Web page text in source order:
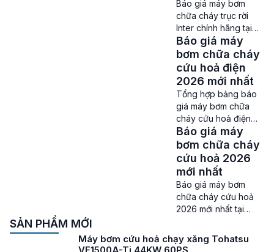
bơm chữa cháy nội
địa đang dần nhận
được cảm tình của
nhiều người tiêu dùng
Việt. Và nổi bật nhất
thì […]
Báo giá máy bơm
chữa cháy trục rời
Inter chính hãng tại
PCCC Thành Đạt Giá
máy bơm chữa cháy
trục rời Inter – Inter là
một thương hiệu máy
bơm nước Việt Nam,
được sản xuất và
phân phối độc quyền
bởi công ty Cổ phần
Sản xuất và Xuất
nhập khẩu PCCC
Thành […]
Báo giá máy
bơm chữa cháy
cứu hoả điện
2026 mới nhất
Tổng hợp bảng báo
giá máy bơm chữa
cháy cứu hoả điện
2026 mới nhất Giá
máy bơm chữa cháy
cứu hoả điện – Các
sản phẩm máy bơm
chữa cháy trên thị
trường hiện nay có
thể chia thành ba loại
dựa theo nguồn
đó là: máy bơm chữa
Báo giá máy
bơm chữa cháy
cứu hoả 2026
mới nhất
Báo giá máy bơm
chữa cháy cứu hoả
2026 mới nhất tại
máy bơm chữa cháy
cứu hoả – Với tình
SẢN PHẨM MỚI
Máy bơm cứu hoả chạy xăng Tohatsu